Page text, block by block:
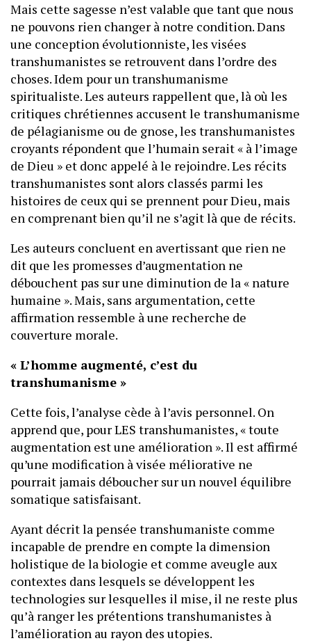
Mais cette sagesse n’est valable que tant que nous
ne pouvons rien changer à notre condition. Dans
une conception évolutionniste, les visées
transhumanistes se retrouvent dans l’ordre des
choses. Idem pour un transhumanisme
spiritualiste. Les auteurs rappellent que, là où les
critiques chrétiennes accusent le transhumanisme
de pélagianisme ou de gnose, les transhumanistes
croyants répondent que l’humain serait « à l’image
de Dieu » et donc appelé à le rejoindre. Les récits
transhumanistes sont alors classés parmi les
histoires de ceux qui se prennent pour Dieu, mais
en comprenant bien qu’il ne s’agit là que de récits.
Les auteurs concluent en avertissant que rien ne
dit que les promesses d’augmentation ne
débouchent pas sur une diminution de la « nature
humaine ». Mais, sans argumentation, cette
affirmation ressemble à une recherche de
couverture morale.
« L’homme augmenté, c’est du
transhumanisme »
Cette fois, l’analyse cède à l’avis personnel. On
apprend que, pour LES transhumanistes, « toute
augmentation est une amélioration ». Il est affirmé
qu’une modification à visée méliorative ne
pourrait jamais déboucher sur un nouvel équilibre
somatique satisfaisant.
Ayant décrit la pensée transhumaniste comme
incapable de prendre en compte la dimension
holistique de la biologie et comme aveugle aux
contextes dans lesquels se développent les
technologies sur lesquelles il mise, il ne reste plus
qu’à ranger les prétentions transhumanistes à
l’amélioration au rayon des utopies.